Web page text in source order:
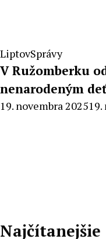
LiptovSprávy
V Ružomberku
nenarodeným
By
19. novembra 2025
Najčítanejšie